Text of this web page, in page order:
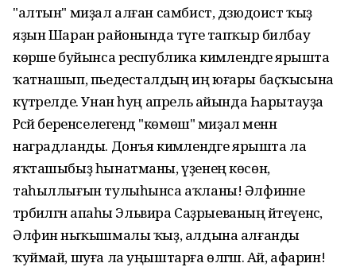
"алтын" миҙал алған самбист, дзюдоист ҡыҙ
яҙын Шаран районында тәүге тапҡыр билбау
көрәше буйынса республика кимәлендәге ярышта
ҡатнашып, пьедесталдың иң юғары баҫҡысына
күтәрелде. Унан һуң апрель айында Һарытауҙа
Рәсәй беренселегендә "көмөш" миҙал менән
наградланды. Донъя кимәлендәге ярышта ла
яҡташыбыҙ һынатманы, үҙенең көсөн,
таһыллығын тулыһынса аҡланы! Әлфинәне
тәрбиәләгән апаһы Эльвира Саҙрыеваның әйтеүенсә,
Әлфинә ныҡышмалы ҡыҙ, алдына алғанды
ҡуймай, шуға ла уңыштарға өлгәшә. Ай, афарин!